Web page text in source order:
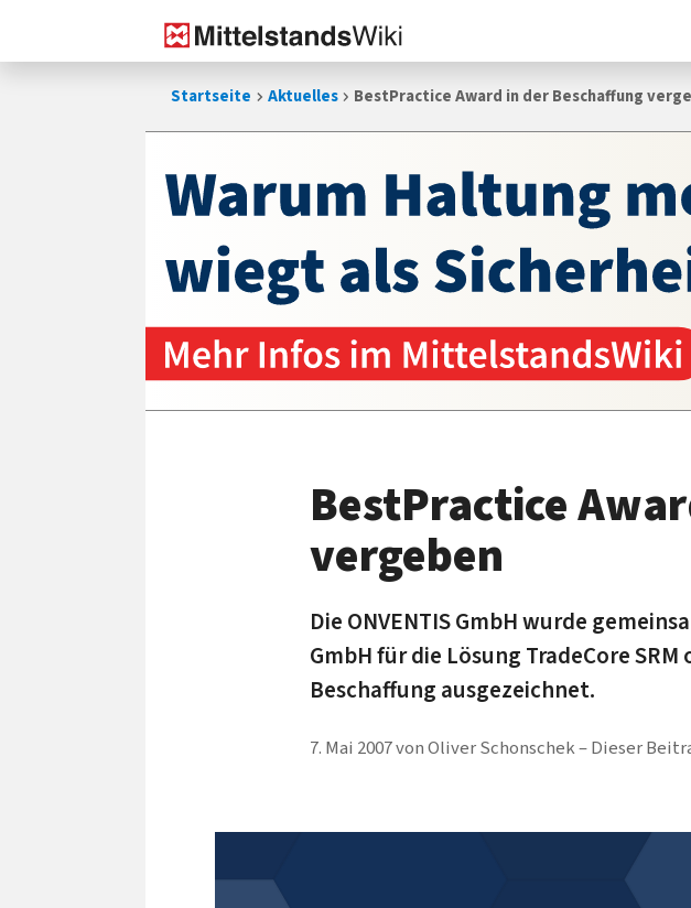
Startseite Aktuelles BestPractice Award in der Beschaffung
BestPractice
vergeben
Die ONVENTIS GmbH wurde
GmbH für die Lösung TradeCore
Beschaffung ausgezeichnet.
7. Mai 2007vonOliver Schonschek Dieser